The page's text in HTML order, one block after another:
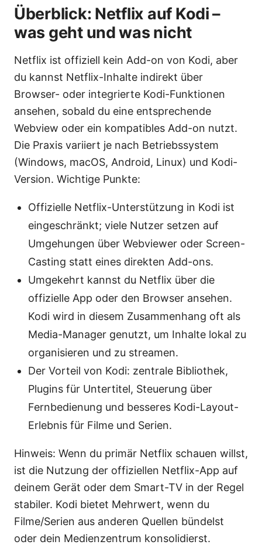
Überblick: Netflix auf Kodi –
was geht und was nicht
Netflix ist offiziell kein Add-on von Kodi, aber
du kannst Netflix-Inhalte indirekt über
Browser- oder integrierte Kodi-Funktionen
ansehen, sobald du eine entsprechende
Webview oder ein kompatibles Add-on nutzt.
Die Praxis variiert je nach Betriebssystem
(Windows, macOS, Android, Linux) und Kodi-
Version. Wichtige Punkte:
Offizielle Netflix-Unterstützung in Kodi ist
eingeschränkt; viele Nutzer setzen auf
Umgehungen über Webviewer oder Screen-
Casting statt eines direkten Add-ons.
Umgekehrt kannst du Netflix über die
offizielle App oder den Browser ansehen.
Kodi wird in diesem Zusammenhang oft als
Media-Manager genutzt, um Inhalte lokal zu
organisieren und zu streamen.
Der Vorteil von Kodi: zentrale Bibliothek,
Plugins für Untertitel, Steuerung über
Fernbedienung und besseres Kodi-Layout-
Erlebnis für Filme und Serien.
Hinweis: Wenn du primär Netflix schauen willst,
ist die Nutzung der offiziellen Netflix-App auf
deinem Gerät oder dem Smart-TV in der Regel
stabiler. Kodi bietet Mehrwert, wenn du
Filme/Serien aus anderen Quellen bündelst
oder dein Medienzentrum konsolidierst.